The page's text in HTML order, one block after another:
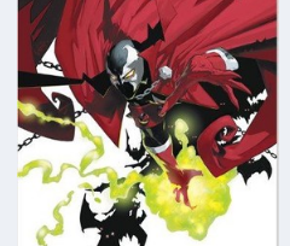
beklenmedik bir grup
ancak baş edebileceğinden
Marvel'ın hayatı daha ne
ele geçirmeye devam edecek?
(ve en sevimli) yeni süper
kanıtlamaya devam ediyor!
(Tanıtım Bülteninden)
Sayfa Sayısı: 136